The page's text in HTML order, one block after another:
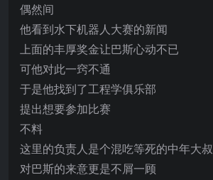
偶然间
他看到水下机器人大赛的新闻
上面的丰厚奖金让巴斯心动不已
可他对此一窍不通
于是他找到了工程学俱乐部
提出想要参加比赛
不料
这里的负责人是个混吃等死的中年大叔
对巴斯的来意更是不屑一顾